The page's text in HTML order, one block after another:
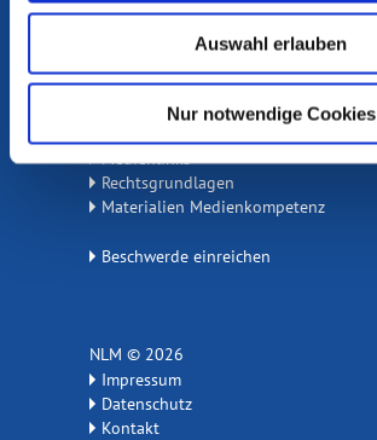
Auswahl erlauben
Nur notwendige Cookies
Portal Medienkompetenz
Medienlinks
Rechtsgrundlagen
Materialien Medienkompetenz
Beschwerde einreichen
NLM © 2026
Impressum
Datenschutz
Kontakt